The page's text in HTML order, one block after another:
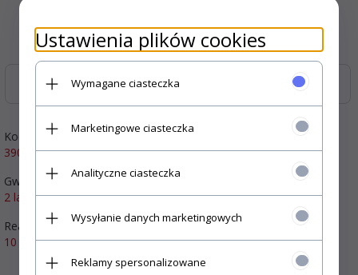
Zasoby dotyczące bezpieczeństwa i produktów
Kod producenta:
390926
Gwarancja:
2 lat
Realizacja zamówienia:
10 dni
Ustawienia plików cookies
Wymagane ciasteczka
Marketingowe ciasteczka
Analityczne ciasteczka
Wysyłanie danych marketingowych
Reklamy spersonalizowane